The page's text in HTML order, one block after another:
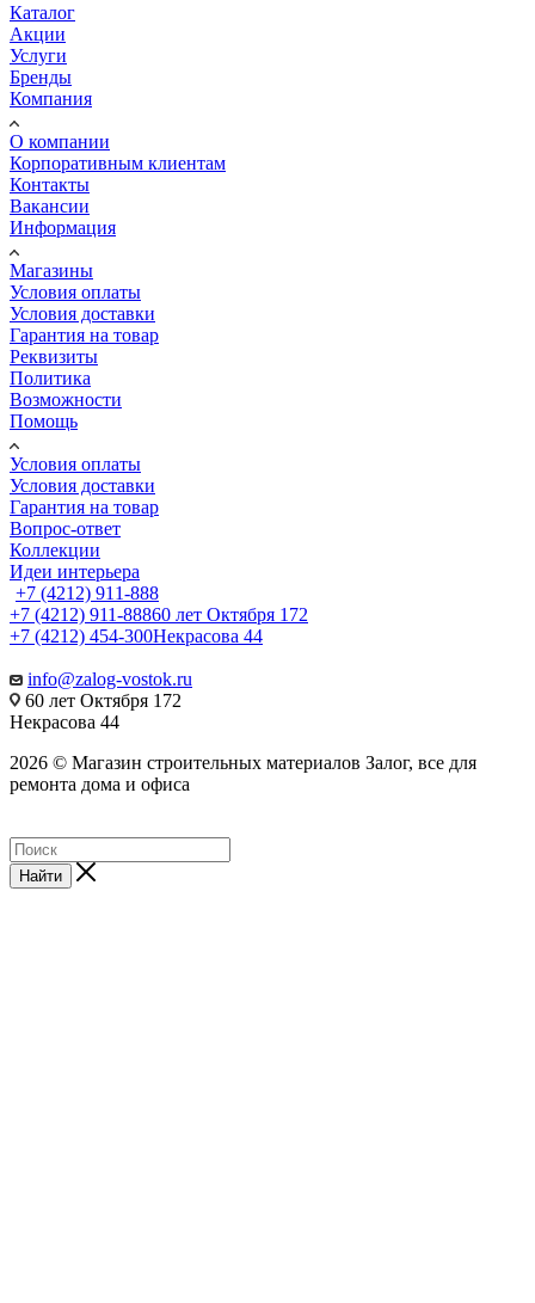
Каталог
Акции
Услуги
Бренды
Компания
О компании
Корпоративным клиентам
Контакты
Вакансии
Информация
Магазины
Условия оплаты
Условия доставки
Гарантия на товар
Реквизиты
Политика
Возможности
Помощь
Условия оплаты
Условия доставки
Гарантия на товар
Вопрос-ответ
Коллекции
Идеи интерьера
+7 (4212) 911-888
+7 (4212) 911-88860 лет Октября 172
+7 (4212) 454-300Некрасова 44
info@zalog-vostok.ru
60 лет Октября 172
Некрасова 44
2026 © Магазин строительных материалов Залог, все для
ремонта дома и офиса
Найти